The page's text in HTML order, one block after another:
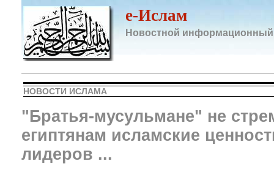
e-Ислам
Новостной информационный
НОВОСТИ ИСЛАМА
"Братья-мусульмане" не
египтянам исламские
лидеров ...